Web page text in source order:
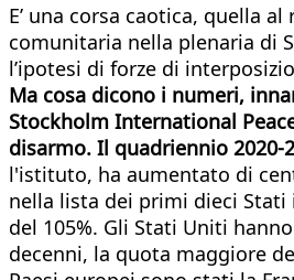
E’ una corsa caotica, quella
comunitaria nella plenaria di
l’ipotesi di forze di
Ma cosa dicono i numeri,
Stockholm International
disarmo. Il quadriennio
l'istituto, ha aumentato di
nella lista dei primi dieci
del 105%. Gli Stati Uniti
decenni, la quota maggiore